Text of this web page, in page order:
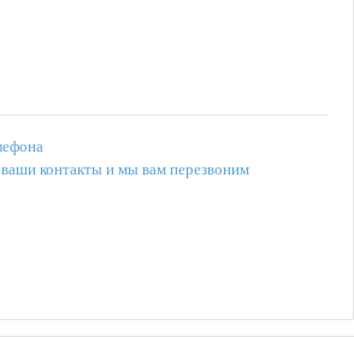
ваши контакты и мы вам перезвоним